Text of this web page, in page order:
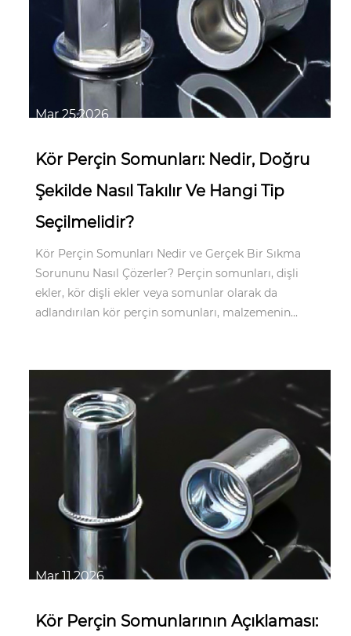
Mar 25,2026
Kör Perçin Somunları: Nedir, Doğru
Şekilde Nasıl Takılır Ve Hangi Tip
Seçilmelidir?
Kör Perçin Somunları Nedir ve Gerçek Bir Sıkma
Sorununu Nasıl Çözerler? Perçin somunları, dişli
ekler, kör dişli ekler veya somunlar olarak da
adlandırılan kör perçin somunları, malzemenin...
Mar 11,2026
Kör Perçin Somunlarının Açıklaması: